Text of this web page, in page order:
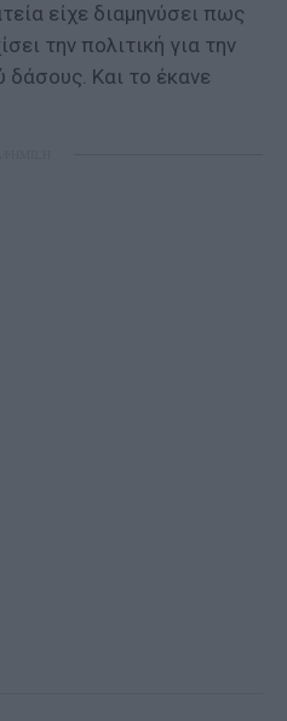
είχε διαμηνύσει πως
την πολιτική για την
δάσους. Και το έκανε